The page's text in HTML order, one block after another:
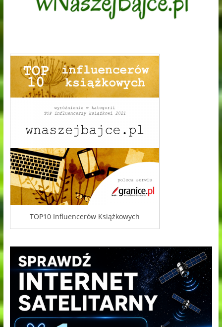
TOP10 Influencerów Książkowych